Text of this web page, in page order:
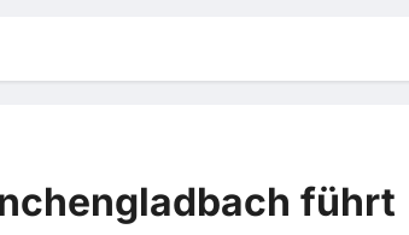
führt